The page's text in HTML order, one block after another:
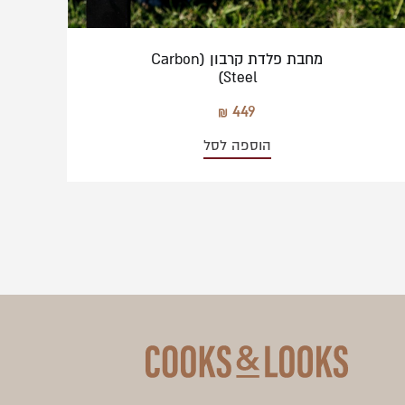
מחבת פלדת קרבון (Carbon
Steel)
449
הוספה לסל